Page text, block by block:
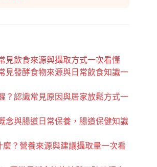
見飲食來源與攝取方式一次看懂
見發酵食物來源與日常飲食知識一
？認識常見原因與居家放鬆方式一
念與腸道日常保養，腸道保健知識
麼？營養來源與建議攝取量一次看